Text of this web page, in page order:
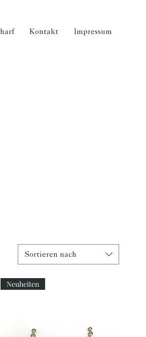
Kontakt Impressum
Sortieren nach
Neuheiten